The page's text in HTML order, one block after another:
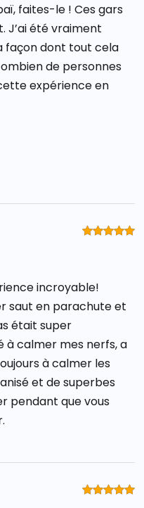
faites-le ! Ces gars
J’ai été vraiment
façon dont tout cela
de personnes
expérience en
incroyable!
saut en parachute et
était super
à calmer mes nerfs, a
à calmer les
et de superbes
pendant que vous